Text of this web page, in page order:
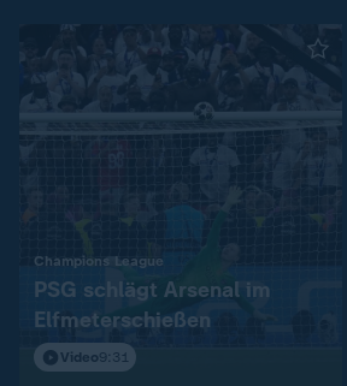
Champions League
PSG schlägt Arsenal im
Elfmeterschießen
Video9:31